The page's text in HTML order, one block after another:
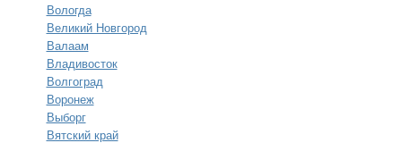
Вологда
Великий Новгород
Валаам
Владивосток
Волгоград
Воронеж
Выборг
Вятский край